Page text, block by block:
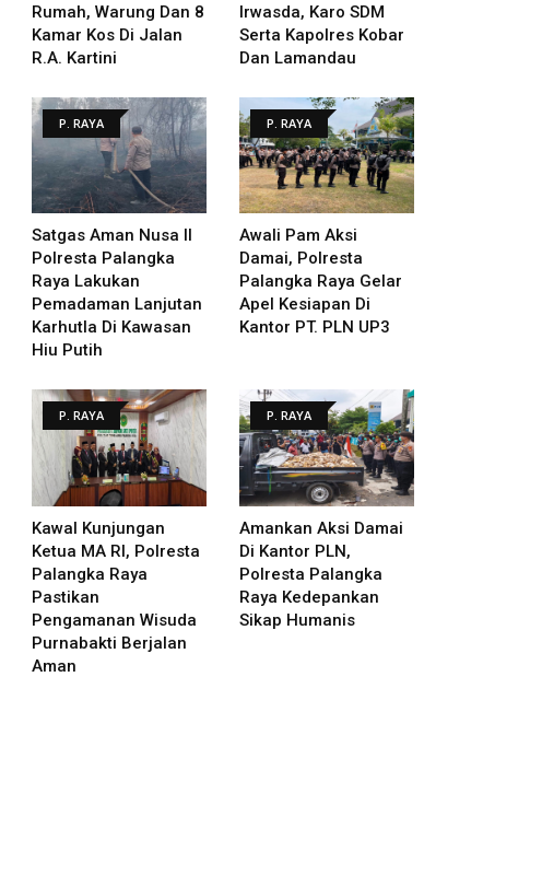
Rumah, Warung Dan 8
Kamar Kos Di Jalan
R.A. Kartini
Irwasda, Karo SDM
Serta Kapolres Kobar
Dan Lamandau
P. RAYA
Satgas Aman Nusa II
Polresta Palangka
Raya Lakukan
Pemadaman Lanjutan
Karhutla Di Kawasan
Hiu Putih
P. RAYA
Awali Pam Aksi
Damai, Polresta
Palangka Raya Gelar
Apel Kesiapan Di
Kantor PT. PLN UP3
P. RAYA
Kawal Kunjungan
Ketua MA RI, Polresta
Palangka Raya
Pastikan
Pengamanan Wisuda
Purnabakti Berjalan
Aman
P. RAYA
Amankan Aksi Damai
Di Kantor PLN,
Polresta Palangka
Raya Kedepankan
Sikap Humanis